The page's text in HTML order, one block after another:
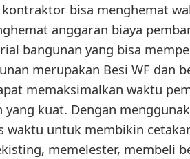
bisa menghemat
anggaran biaya
bangunan yang bisa
merupakan Besi WF dan
memaksimalkan waktu
yang kuat. Dengan
waktu untuk membikin
memelester, membeli